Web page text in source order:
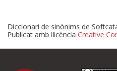
Diccionari de sinònims de
Publicat amb llicència Creative